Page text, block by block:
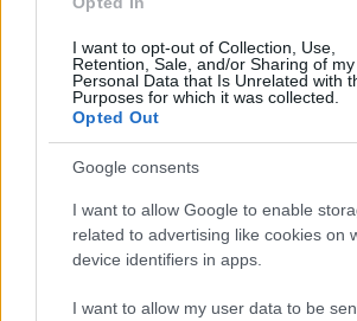
I want to opt-out of Collection, Use,
Retention, Sale, and/or Sharing of my
Personal Data that Is Unrelated with
Purposes for which it was collected.
Opted Out
Google consents
I want to allow Google to enable
related to advertising like cookies on
device identifiers in apps.
I want to allow my user data to be
Másfélszeresére
Hódmezővásárhely
iskoláját
Látványos építési